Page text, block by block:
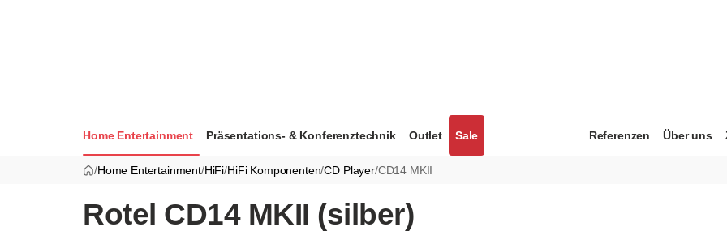
Home Entertainment Präsentations- & Konferenztechnik Outlet Sale Referenzen Über uns
/Home Entertainment/HiFi/HiFi Komponenten/CD Player/CD14 MKII
Rotel CD14 MKII (silber)